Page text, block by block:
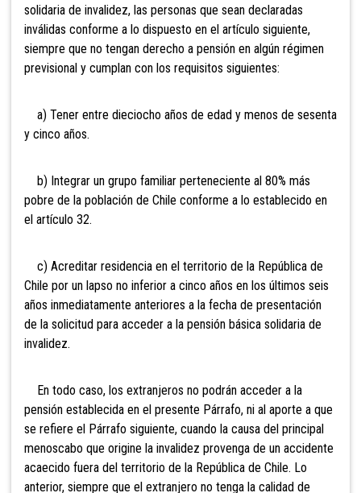
solidaria de invalidez, las personas que sean declaradas
inválidas conforme a lo dispuesto en el artículo siguiente,
siempre que no tengan derecho a pensión en algún régimen
previsional y cumplan con los requisitos siguientes:
a) Tener entre dieciocho años de edad y menos de sesenta
y cinco años.
b) Integrar un grupo familiar perteneciente al 80% más
pobre de la población de Chile conforme a lo establecido en
el artículo 32.
c) Acreditar residencia en el territorio de la República de
Chile por un lapso no inferior a cinco años en los últimos seis
años inmediatamente anteriores a la fecha de presentación
de la solicitud para acceder a la pensión básica solidaria de
invalidez.
En todo caso, los extranjeros no podrán acceder a la
pensión establecida en el presente Párrafo, ni al aporte a que
se refiere el Párrafo siguiente, cuando la causa del principal
menoscabo que origine la invalidez provenga de un accidente
acaecido fuera del territorio de la República de Chile. Lo
anterior, siempre que el extranjero no tenga la calidad de